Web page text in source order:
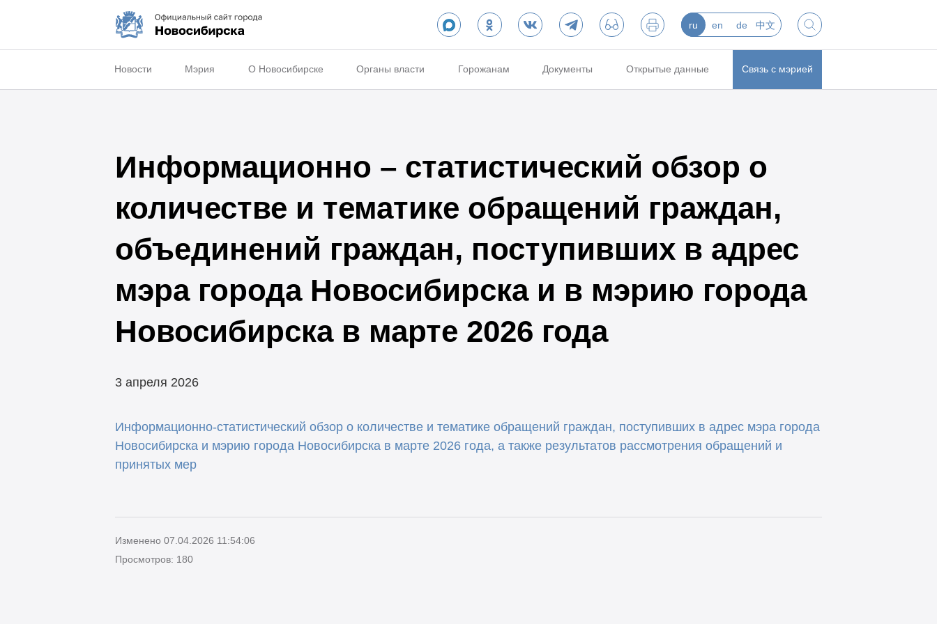
ru en de 中文
Новости Мэрия О Новосибирске Органы власти Горожанам Документы Открытые данные Связь с мэрией
Информационно – статистический обзор о
количестве и тематике обращений граждан,
объединений граждан, поступивших в адрес
мэра города Новосибирска и в мэрию города
Новосибирска в марте 2026 года
3 апреля 2026
Информационно-статистический обзор о количестве и тематике обращений граждан, поступивших в адрес мэра города
Новосибирска и мэрию города Новосибирска в марте 2026 года, а также результатов рассмотрения обращений и
принятых мер
Изменено 07.04.2026 11:54:06
Просмотров: 180